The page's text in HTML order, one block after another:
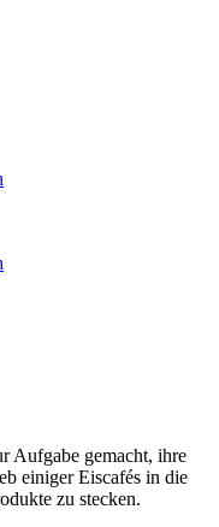
Aufgabe gemacht, ihre
einiger Eiscafés in die
zu stecken.